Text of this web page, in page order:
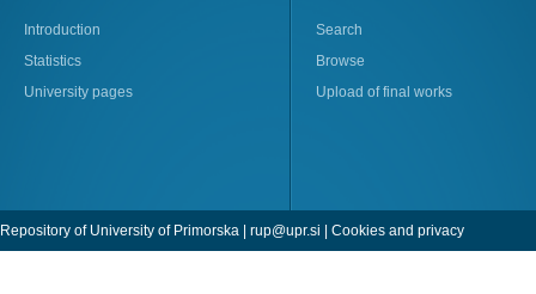
Introduction
Statistics
University pages
Search
Browse
Upload of final works
Repository of University of Primorska | rup@upr.si | Cookies and privacy